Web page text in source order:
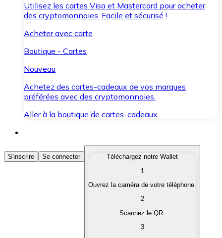
Utilisez les cartes Visa et Mastercard pour acheter
des cryptomonnaies. Facile et sécurisé !
Acheter avec carte
Boutique - Cartes
Nouveau
Achetez des cartes-cadeaux de vos marques
préférées avec des cryptomonnaies.
Aller à la boutique de cartes-cadeaux
Acheter des Cryptomonnaies
Achetez les cryptomonnaies qui vous intéressent
Convertissez vos cryptomonnaies en monnaie
S'inscrire Se connecter
Téléchargez notre Wallet
1
Ouvrez la caméra de votre téléphone.
2
Scannez le QR.
3